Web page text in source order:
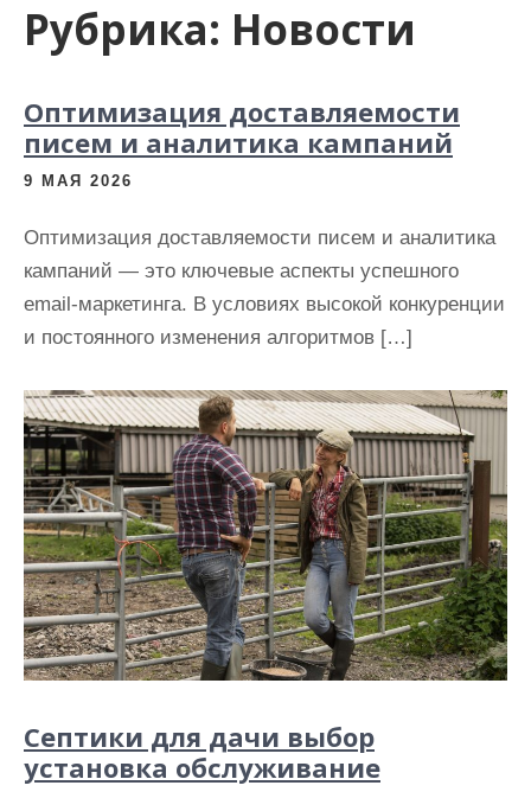
Рубрика: Новости
Оптимизация доставляемости
писем и аналитика кампаний
9 МАЯ 2026
Оптимизация доставляемости писем и аналитика
кампаний — это ключевые аспекты успешного
email-маркетинга. В условиях высокой конкуренции
и постоянного изменения алгоритмов […]
Септики для дачи выбор
установка обслуживание